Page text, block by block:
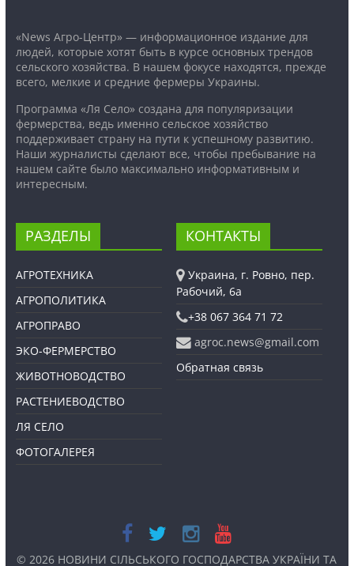
«News Агро-Центр» — информационное издание для
людей, которые хотят быть в курсе основных трендов
сельского хозяйства. В нашем фокусе находятся, прежде
всего, мелкие и средние фермеры Украины.
Программа «Ля Село» создана для популяризации
фермерства, ведь именно сельское хозяйство
поддерживает страну на пути к успешному развитию.
Наши журналисты сделают все, чтобы пребывание на
нашем сайте было максимально информативным и
интересным.
РАЗДЕЛЫ
АГРОТЕХНИКА
АГРОПОЛИТИКА
АГРОПРАВО
ЭКО-ФЕРМЕРСТВО
ЖИВОТНОВОДСТВО
РАСТЕНИЕВОДСТВО
ЛЯ СЕЛО
ФОТОГАЛЕРЕЯ
КОНТАКТЫ
Украина, г. Ровно, пер.
Рабочий, 6а
+38 067 364 71 72
agroc.news@gmail.com
Обратная связь
© 2026 НОВИНИ СІЛЬСЬКОГО ГОСПОДАРСТВА УКРАЇНИ ТА